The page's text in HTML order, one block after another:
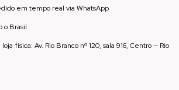
em tempo real via WhatsApp
o Brasil
física: Av. Rio Branco nº 120, sala 916, Centro — Rio